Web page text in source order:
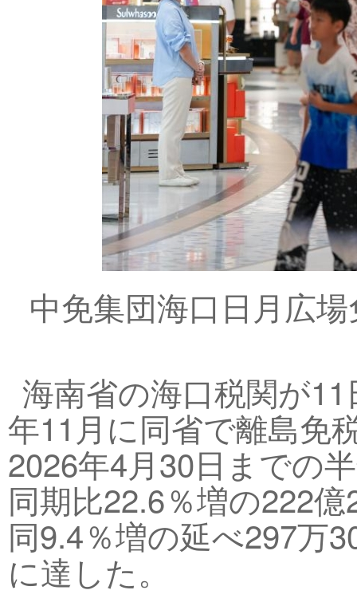
中免集団海口日月広
海南省の海口税関が
年11月に同省で離島免
2026年4月30日までの
同期比22.6％増の222
同9.4％増の延べ297万
に達した。